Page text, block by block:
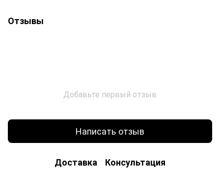
Отзывы
Добавьте первый отзыв
Написать отзыв
Доставка Консультация